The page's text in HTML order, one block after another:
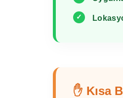
✓
✋ Kısa